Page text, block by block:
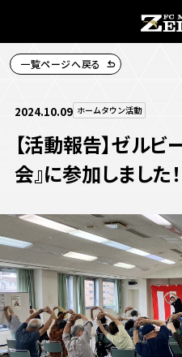
お知らせトップ
TOPチーム
試合情報
チケット
試合情報トップ
試合データ
観戦する
一覧ページへ戻る
2024.10.09 ホームタウン活動
【活動報告】ゼルビ
会』に参加しました！